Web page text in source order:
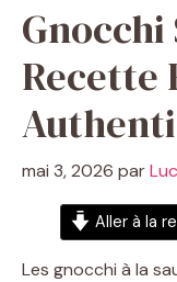
Gnocchi
Recette
mai 3, 2026 par
Aller à la
Les gnocchi à la